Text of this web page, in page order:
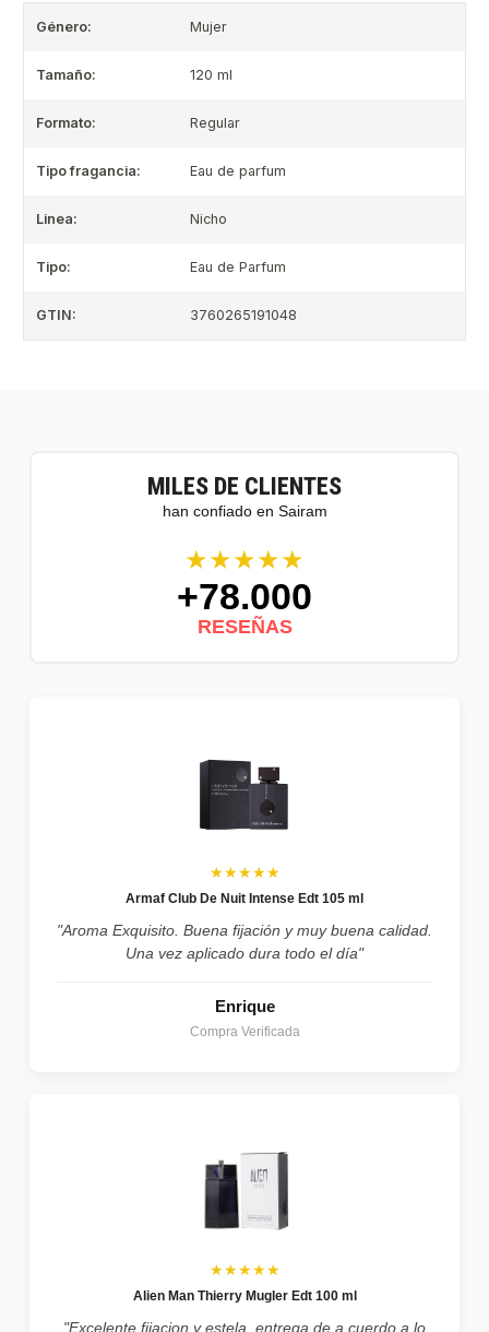
Género: Mujer
Tamaño: 120 ml
Formato: Regular
Tipo fragancia: Eau de parfum
Linea: Nicho
Tipo: Eau de Parfum
GTIN: 3760265191048
MILES DE CLIENTES
han confiado en Sairam
★★★★★
+78.000
RESEÑAS
★★★★★
Armaf Club De Nuit Intense Edt 105 ml
"Aroma Exquisito. Buena fijación y muy buena calidad.
Una vez aplicado dura todo el día"
Enrique
Compra Verificada
★★★★★
Alien Man Thierry Mugler Edt 100 ml
"Excelente fijacion y estela, entrega de a cuerdo a lo